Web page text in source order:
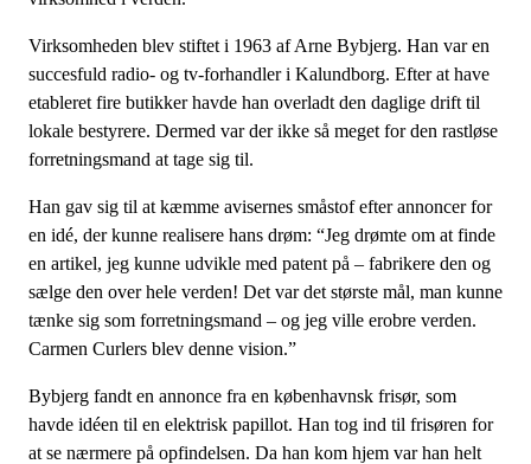
Virksomheden blev stiftet i 1963 af Arne Bybjerg. Han var en
succesfuld radio- og tv-forhandler i Kalundborg. Efter at have
etableret fire butikker havde han overladt den daglige drift til
lokale bestyrere. Dermed var der ikke så meget for den rastløse
forretningsmand at tage sig til.
Han gav sig til at kæmme avisernes småstof efter annoncer for
en idé, der kunne realisere hans drøm: “Jeg drømte om at finde
en artikel, jeg kunne udvikle med patent på – fabrikere den og
sælge den over hele verden! Det var det største mål, man kunne
tænke sig som forretningsmand – og jeg ville erobre verden.
Carmen Curlers blev denne vision.”
Bybjerg fandt en annonce fra en københavnsk frisør, som
havde idéen til en elektrisk papillot. Han tog ind til frisøren for
at se nærmere på opfindelsen. Da han kom hjem var han helt